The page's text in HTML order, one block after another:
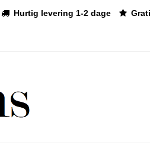
Hurtig levering 1-2 dage